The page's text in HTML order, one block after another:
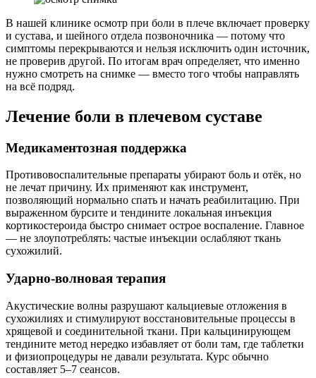
В нашей клинике осмотр при боли в плече включает проверку
и сустава, и шейного отдела позвоночника — потому что
симптомы перекрываются и нельзя исключить один источник,
не проверив другой. По итогам врач определяет, что именно
нужно смотреть на снимке — вместо того чтобы направлять
на всё подряд.
Лечение боли в плечевом суставе
Медикаментозная поддержка
Противовоспалительные препараты убирают боль и отёк, но
не лечат причину. Их применяют как инструмент,
позволяющий нормально спать и начать реабилитацию. При
выраженном бурсите и тендините локальная инъекция
кортикостероида быстро снимает острое воспаление. Главное
— не злоупотреблять: частые инъекции ослабляют ткань
сухожилий.
Ударно-волновая терапия
Акустические волны разрушают кальциевые отложения в
сухожилиях и стимулируют восстановительные процессы в
хрящевой и соединительной ткани. При кальцинирующем
тендините метод нередко избавляет от боли там, где таблетки
и физиопроцедуры не давали результата. Курс обычно
составляет 5–7 сеансов.